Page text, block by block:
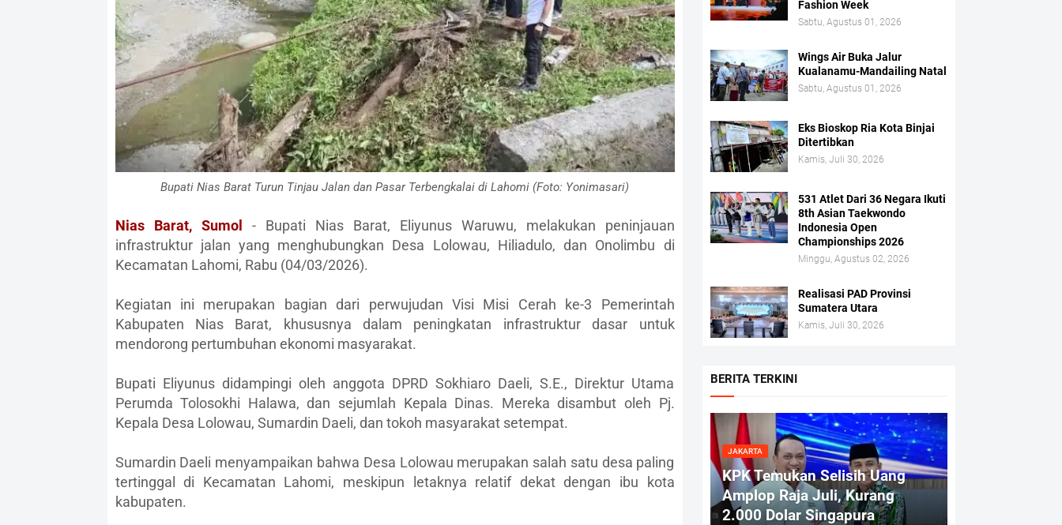
Bupati Nias Barat Turun Tinjau Jalan dan Pasar Terbengkalai di Lahomi (Foto: Yonimasari)
Nias Barat, Sumol - Bupati Nias Barat, Eliyunus Waruwu, melakukan peninjauan
infrastruktur jalan yang menghubungkan Desa Lolowau, Hiliadulo, dan Onolimbu di
Kecamatan Lahomi, Rabu (04/03/2026).
Kegiatan ini merupakan bagian dari perwujudan Visi Misi Cerah ke-3 Pemerintah
Kabupaten Nias Barat, khususnya dalam peningkatan infrastruktur dasar untuk
mendorong pertumbuhan ekonomi masyarakat.
Bupati Eliyunus didampingi oleh anggota DPRD Sokhiaro Daeli, S.E., Direktur Utama
Perumda Tolosokhi Halawa, dan sejumlah Kepala Dinas. Mereka disambut oleh Pj.
Kepala Desa Lolowau, Sumardin Daeli, dan tokoh masyarakat setempat.
Sumardin Daeli menyampaikan bahwa Desa Lolowau merupakan salah satu desa paling
tertinggal di Kecamatan Lahomi, meskipun letaknya relatif dekat dengan ibu kota
kabupaten.
Fashion Week
Sabtu, Agustus 01, 2026
Wings Air Buka Jalur
Kualanamu-Mandailing Natal
Sabtu, Agustus 01, 2026
Eks Bioskop Ria Kota Binjai
Ditertibkan
Kamis, Juli 30, 2026
531 Atlet Dari 36 Negara Ikuti
8th Asian Taekwondo
Indonesia Open
Championships 2026
Minggu, Agustus 02, 2026
Realisasi PAD Provinsi
Sumatera Utara
Kamis, Juli 30, 2026
BERITA TERKINI
JAKARTA
KPK Temukan Selisih Uang
Amplop Raja Juli, Kurang
2.000 Dolar Singapura